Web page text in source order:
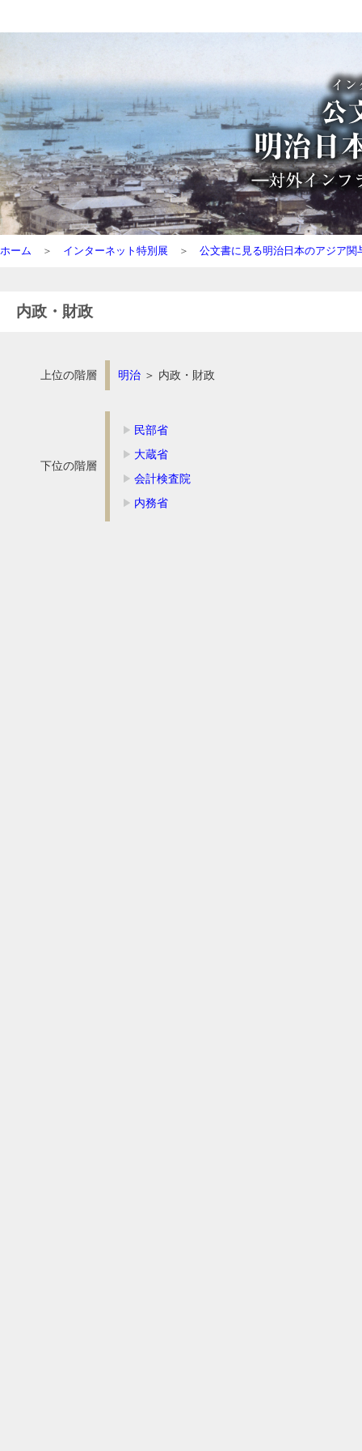
ホーム ＞ インターネット特別展 ＞ 公文書に見る明治日本のアジア関
内政・財政
上位の階層 明治 ＞ 内政・財政
下位の階層
民部省
大蔵省
会計検査院
内務省